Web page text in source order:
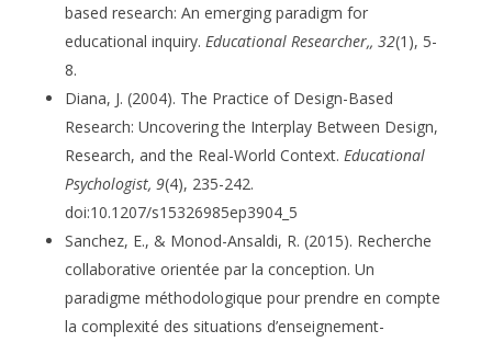
based research: An emerging paradigm for
educational inquiry. Educational Researcher,, 32(1), 5-
8.
Diana, J. (2004). The Practice of Design-Based
Research: Uncovering the Interplay Between Design,
Research, and the Real-World Context. Educational
Psychologist, 9(4), 235-242.
doi:10.1207/s15326985ep3904_5
Sanchez, E., & Monod-Ansaldi, R. (2015). Recherche
collaborative orientée par la conception. Un
paradigme méthodologique pour prendre en compte
la complexité des situations d’enseignement-